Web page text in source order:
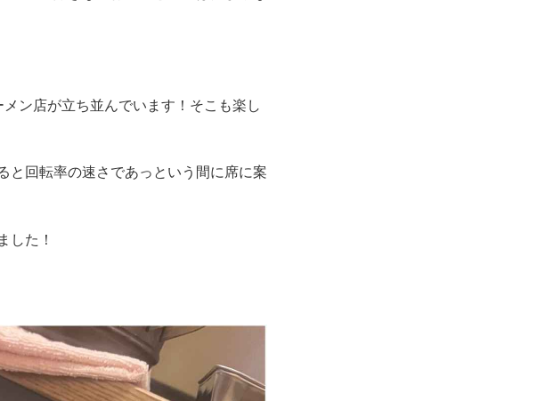
ン店が立ち並んでいます！そこも楽し
と回転率の速さであっという間に席に案
した！